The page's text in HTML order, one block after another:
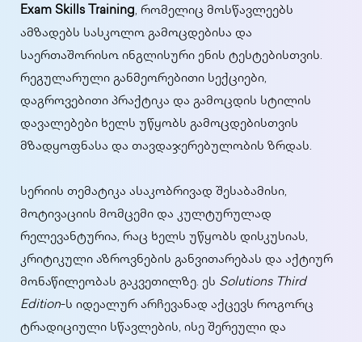
Exam Skills Training, რომელიც მოსწავლეებს
ამზადებს სასკოლო გამოცდებისა და
საერთაშორისო ინგლისური ენის ტესტებისთვის.
რეგულარული განმეორებითი სექციები,
დაგროვებითი პრაქტიკა და გამოცდის სტილის
დავალებები ხელს უწყობს გამოცდებისთვის
მზადყოფნასა და თავდაჯერებულობის ზრდას.
სერიის თემატიკა ასაკობრივად შესაბამისი,
მოტივაციის მომცემი და კულტურულად
რელევანტურია, რაც ხელს უწყობს დისკუსიას,
კრიტიკული აზროვნების განვითარებას და აქტიურ
მონაწილეობას გაკვეთილზე. ეს Solutions Third
Edition-ს იდეალურ არჩევანად აქცევს როგორც
ტრადიციული სწავლების, ისე შერეული და